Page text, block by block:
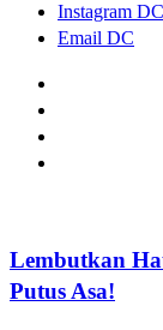
Instagram DC
Email DC
Lembutkan
Putus Asa!